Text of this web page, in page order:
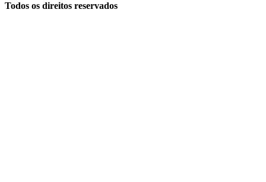
Todos os direitos reservados